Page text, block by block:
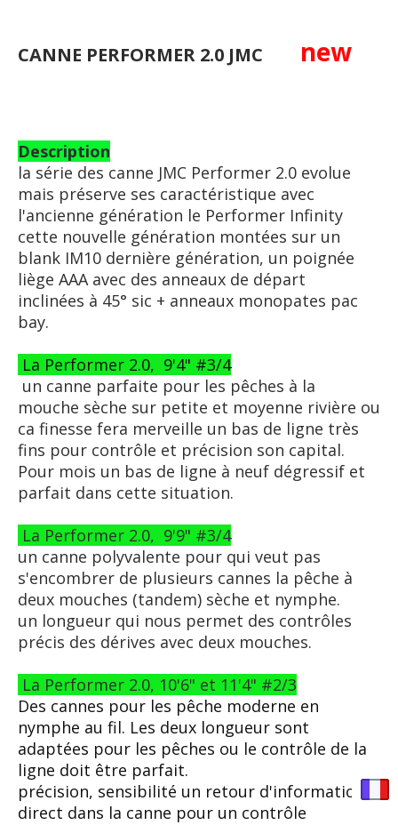
CANNE PERFORMER 2.0 JMC new
Description
la série des canne JMC Performer 2.0 evolue
mais préserve ses caractéristique avec
l'ancienne génération le Performer Infinity
cette nouvelle génération montées sur un
blank IM10 dernière génération, un poignée
liège AAA avec des anneaux de départ
inclinées à 45° sic + anneaux monopates pac
bay.
La Performer 2.0, 9'4" #3/4
un canne parfaite pour les pêches à la
mouche sèche sur petite et moyenne rivière ou
ca finesse fera merveille un bas de ligne très
fins pour contrôle et précision son capital.
Pour mois un bas de ligne à neuf dégressif et
parfait dans cette situation.
La Performer 2.0, 9'9" #3/4
un canne polyvalente pour qui veut pas
s'encombrer de plusieurs cannes la pêche à
deux mouches (tandem) sèche et nymphe.
un longueur qui nous permet des contrôles
précis des dérives avec deux mouches.
La Performer 2.0, 10'6" et 11'4" #2/3
Des cannes pour les pêche moderne en
nymphe au fil. Les deux longueur sont
adaptées pour les pêches ou le contrôle de la
ligne doit être parfait.
précision, sensibilité un retour d'information
direct dans la canne pour un contrôle